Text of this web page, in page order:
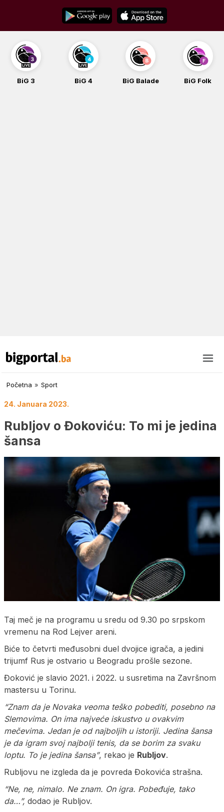
content
BiG 3 BiG 4 BiG Balade BiG Folk
Početna » Sport
24. Januara 2023.
Rubljov o Đokoviću: To mi je jedina
šansa
Taj meč je na programu u sredu od 9.30 po srpskom
vremenu na Rod Lejver areni.
Biće to četvrti međusobni duel dvojice igrača, a jedini
trijumf Rus je ostvario u Beogradu prošle sezone.
Đoković je slavio 2021. i 2022. u susretima na Završnom
mastersu u Torinu.
“Znam da je Novaka veoma teško pobediti, posebno na
Slemovima. On ima najveće iskustvo u ovakvim
mečevima. Jedan je od najboljih u istoriji. Jedina šansa
je da igram svoj najbolji tenis, da se borim za svaku
loptu. To je jedina šansa”, rekao je Rubljov.
Rubljovu ne izgleda da je povreda Đokovića strašna.
“Ne, ne, nimalo. Ne znam. On igra. Pobeđuje, tako
da…”, dodao je Rubljov.